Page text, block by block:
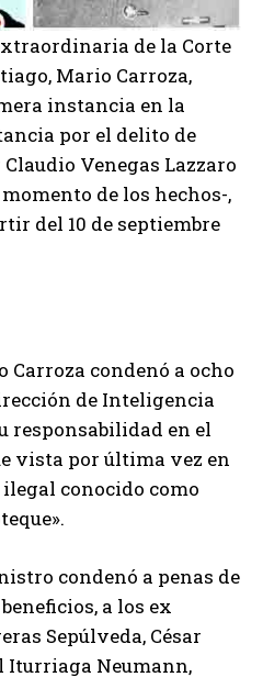
de la Corte
Mario Carroza,
instancia en la
por el delito de
Venegas Lazzaro
de los hechos-,
del 10 de septiembre
Carroza condenó a ocho
de Inteligencia
responsabilidad en el
vista por última vez en
conocido como
condenó a penas de
a los ex
Sepúlveda, César
Iturriaga Neumann,